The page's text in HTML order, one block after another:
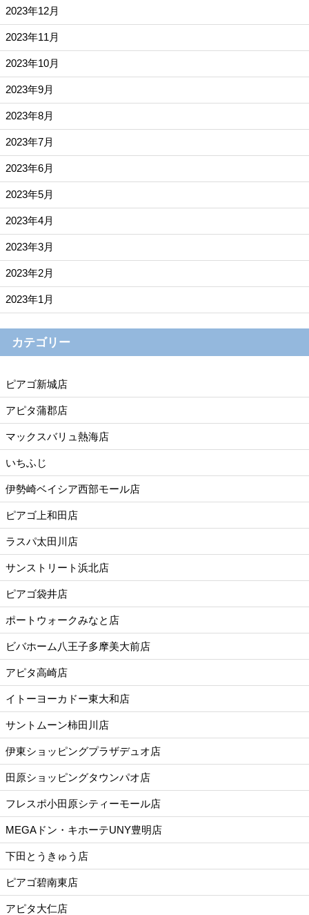
2023年12月
2023年11月
2023年10月
2023年9月
2023年8月
2023年7月
2023年6月
2023年5月
2023年4月
2023年3月
2023年2月
2023年1月
カテゴリー
ピアゴ新城店
アピタ蒲郡店
マックスバリュ熱海店
いちふじ
伊勢崎ベイシア西部モール店
ピアゴ上和田店
ラスパ太田川店
サンストリート浜北店
ピアゴ袋井店
ポートウォークみなと店
ビバホーム八王子多摩美大前店
アピタ高崎店
イトーヨーカドー東大和店
サントムーン柿田川店
伊東ショッピングプラザデュオ店
田原ショッピングタウンパオ店
フレスポ小田原シティーモール店
MEGAドン・キホーテUNY豊明店
下田とうきゅう店
ピアゴ碧南東店
アピタ大仁店